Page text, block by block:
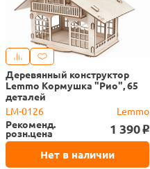
Деревянный конструктор
Lemmo Кормушка "Рио", 65
деталей
LM-0126
Lemmo
Рекоменд.
розн.цена 1 390 o
Нет в наличии